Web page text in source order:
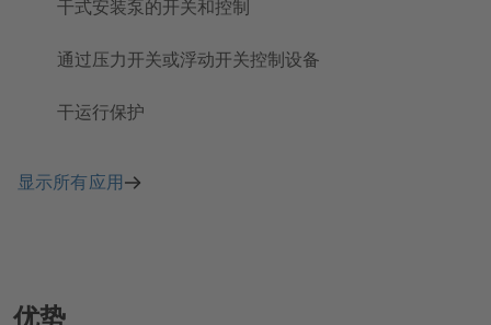
干式安装泵的开关和控制
通过压力开关或浮动开关控制设备
干运行保护
显示所有应用
优势